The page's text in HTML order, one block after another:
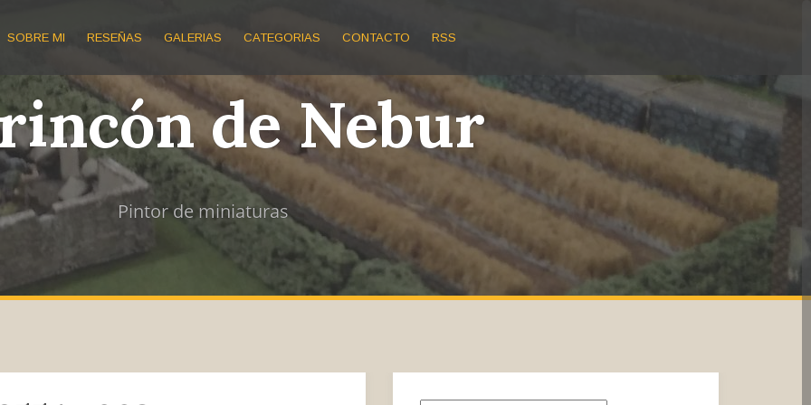
SOBRE MI RESEÑAS GALERIAS CATEGORIAS CONTACTO RSS
de Nebur
Pintor de miniaturas